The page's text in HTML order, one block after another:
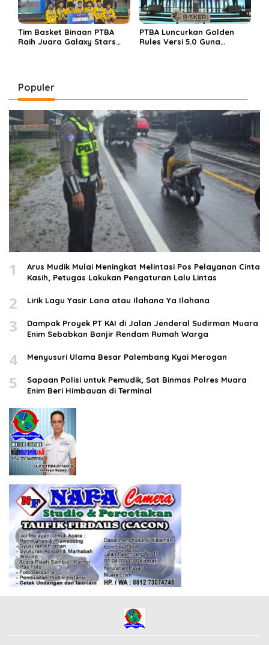
Tim Basket Binaan PTBA
Raih Juara Galaxy Stars
PTBA Luncurkan Golden
Rules Versi 5.0 Guna
Populer
1
Arus Mudik Mulai Meningkat Melintasi Pos Pelayanan Cinta
Kasih, Petugas Lakukan Pengaturan Lalu Lintas
2 Lirik Lagu Yasir Lana atau Ilahana Ya Ilahana
3
Dampak Proyek PT KAI di Jalan Jenderal Sudirman Muara
Enim Sebabkan Banjir Rendam Rumah Warga
4 Menyusuri Ulama Besar Palembang Kyai Merogan
5
Sapaan Polisi untuk Pemudik, Sat Binmas Polres Muara
Enim Beri Himbauan di Terminal